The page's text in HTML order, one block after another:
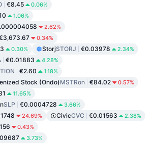
€8.45 0.06%
1.06%
2.62%
0.34%
0.30% StorjSTORJ €0.03978 2.34%
€0.01883 4.28%
€2.60 1.18%
Stock (Ondo)MSTRon €84.02 0.57%
11.65%
SLP €0.0004728 3.66%
24.69% CivicCVC €0.01563 2.38%
0.43%
3.73%